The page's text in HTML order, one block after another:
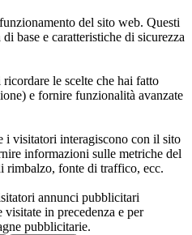
del sito web. Questi
base e caratteristiche di sicurezza
le scelte che hai fatto
e fornire funzionalità avanzate
i visitatori interagiscono con il sito
informazioni sulle metriche del
rimbalzo, fonte di traffico, ecc.
annunci pubblicitari
in precedenza e per
pubblicitarie.